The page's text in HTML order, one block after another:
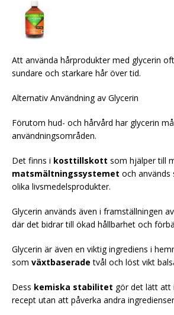
Att använda hårprodukter med glycerin
sundare och starkare hår över tid.
Alternativ Användning av Glycerin
Förutom hud- och hårvård har glycerin
användningsområden.
Det finns i kosttillskott som hjälper till
matsmältningssystemet och används
olika livsmedelsprodukter.
Glycerin används även i framställningen
där det bidrar till ökad hållbarhet och
Glycerin är även en viktig ingrediens i
som växtbaserade tvål och löst vikt
Dess kemiska stabilitet gör det lätt att
recept utan att påverka andra